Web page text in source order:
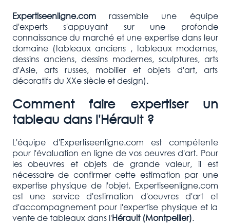
Expertiseenligne.comrassemble une équipe
d'experts s'appuyant sur une profonde
connaissance du marché et une expertise dans leur
domaine (tableaux anciens , tableaux modernes,
dessins anciens, dessins modernes, sculptures, arts
d'Asie, arts russes, mobilier et objets d'art, arts
décoratifs du XXe siècle et design).
Comment faire expertiser un
tableau dans l'Hérault ?
L'équipe d'Expertiseenligne.com est compétente
pour l'évaluation en ligne de vos oeuvres d'art. Pour
les obeuvres et objets de grande valeur, il est
nécessaire de confirmer cette estimation par une
expertise physique de l'objet. Expertiseenligne.com
est une service d'estimation d'oeuvres d'art et
d'accompagnement pour l'expertise physique et la
vente de tableaux dans l'Hérault (Montpellier).